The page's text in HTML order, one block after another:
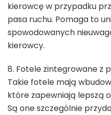
kierowcę w przypadku
pasa ruchu. Pomaga to
spowodowanych
kierowcy.
8. Fotele zintegrowane z
Takie fotele mają
które zapewniają lepszą
Są one szczególnie